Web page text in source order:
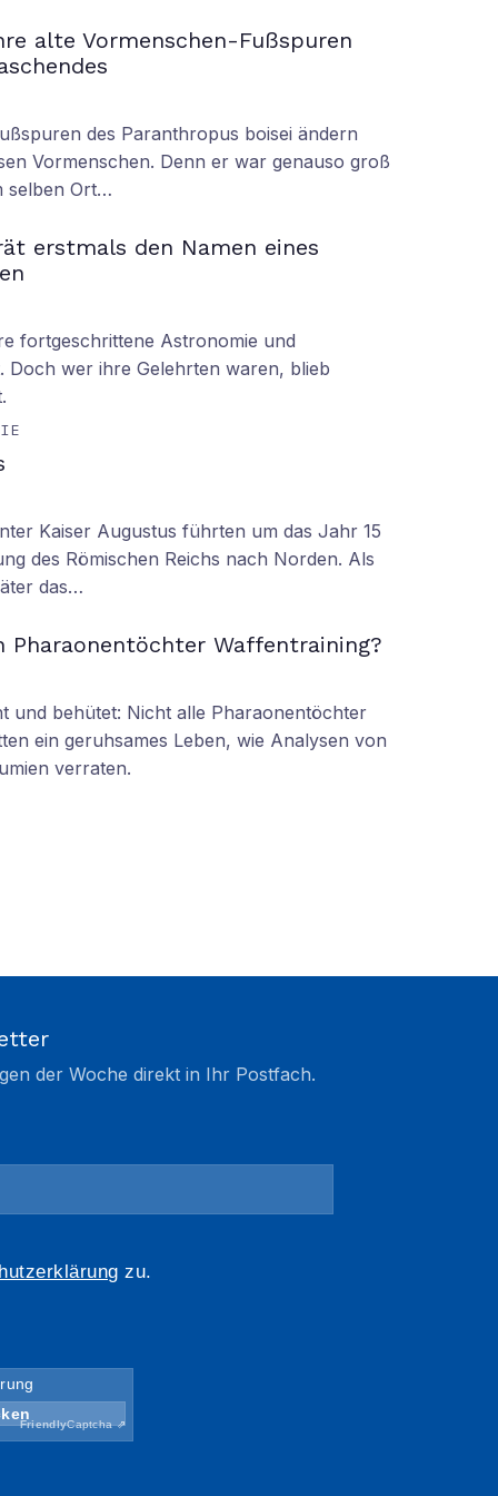
alte Vormenschen-Fußspuren
des Paranthropus boisei ändern
Vormenschen. Denn er war genauso groß
selben Ort…
erstmals den Namen eines
fortgeschrittene Astronomie und
Doch wer ihre Gelehrten waren, blieb
Kaiser Augustus führten um das Jahr 15
des Römischen Reichs nach Norden. Als
das…
Pharaonentöchter Waffentraining?
und behütet: Nicht alle Pharaonentöchter
ein geruhsames Leben, wie Analysen von
verraten.
der Woche direkt in Ihr Postfach.